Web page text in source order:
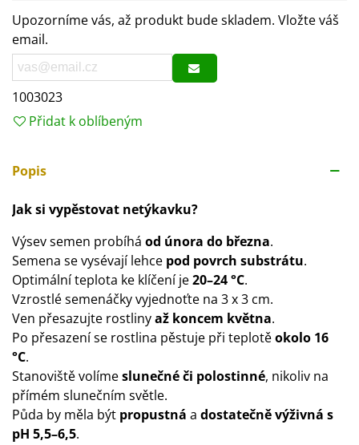
Upozorníme vás, až produkt bude skladem. Vložte váš
email.
1003023
Přidat k oblíbeným
Popis
Jak si vypěstovat netýkavku?
Výsev semen probíhá od února do března.
Semena se vysévají lehce pod povrch substrátu.
Optimální teplota ke klíčení je20–24 °C.
Vzrostlé semenáčky vyjednoťte na 3 x 3 cm.
Ven přesazujte rostlinyaž koncem května.
Po přesazení se rostlina pěstuje při teplotěokolo 16
°C.
Stanoviště volímeslunečné či polostinné, nikoliv na
přímém slunečním světle.
Půda by měla být propustná a dostatečně výživná s
pH 5,5–6,5.